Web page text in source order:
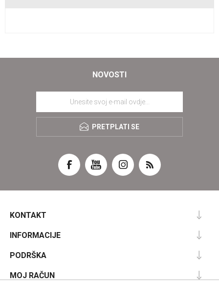
NOVOSTI
PRETPLATI SE
KONTAKT
INFORMACIJE
PODRŠKA
MOJ RAČUN